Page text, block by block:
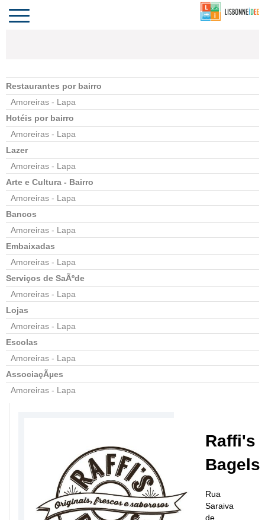
PORTUGAL
Toggle
navigation
Restaurantes por bairro
Amoreiras - Lapa
Hotéis por bairro
Amoreiras - Lapa
Lazer
Amoreiras - Lapa
Arte e Cultura - Bairro
Amoreiras - Lapa
Bancos
Amoreiras - Lapa
Embaixadas
Amoreiras - Lapa
Serviços de SaÃºde
Amoreiras - Lapa
Lojas
Amoreiras - Lapa
Escolas
Amoreiras - Lapa
AssociaçÃµes
Amoreiras - Lapa
Raffi's
Bagels
Rua
Saraiva
de